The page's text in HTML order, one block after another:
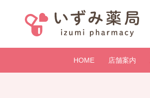
HOME 店舗案内